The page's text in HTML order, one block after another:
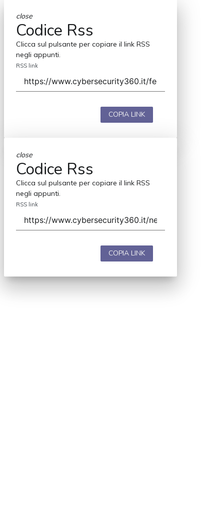
close
Codice Rss
Clicca sul pulsante per copiare il link RSS
negli appunti.
RSS link
COPIA LINK
close
Codice Rss
Clicca sul pulsante per copiare il link RSS
negli appunti.
RSS link
COPIA LINK